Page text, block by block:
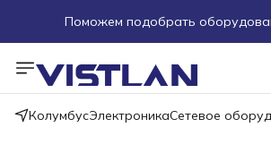
Поможем подобрать
Пуско-наладочные
Пришлите запрос на e-mail
КолумбусЭлектроникаСетевое